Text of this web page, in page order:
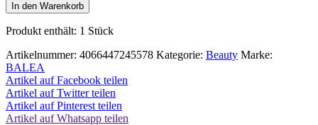
C
+
Power
Konzentrat
11er
Pack
Menge
In den Warenkorb
Produkt enthält: 1 Stück
Artikelnummer: 4066447245578 Kategorie: Beauty Marke:
BALEA
Artikel auf Facebook teilen
Artikel auf Twitter teilen
Artikel auf Pinterest teilen
Artikel auf Whatsapp teilen